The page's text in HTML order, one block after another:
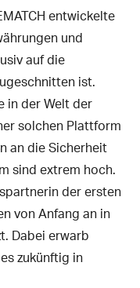
entwickelte
und
auf die
ist.
in der Welt der
solchen Plattform
an die Sicherheit
sind extrem hoch.
der ersten
von Anfang an in
Dabei erwarb
zukünftig in